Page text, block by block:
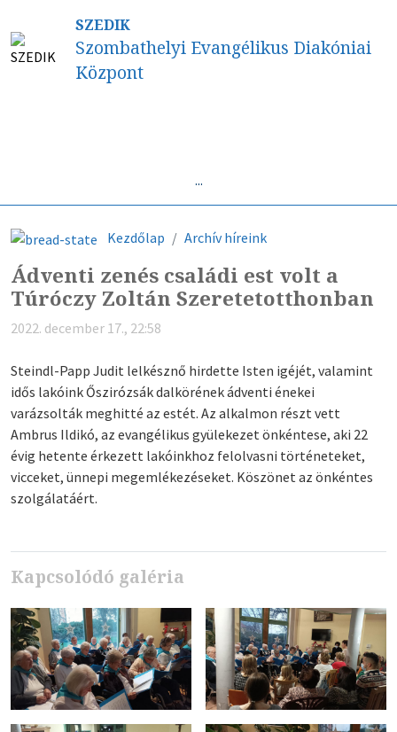
SZEDIK
Szombathelyi Evangélikus Diakóniai
Központ
...
Kezdőlap Archív híreink
Ádventi zenés családi est volt a
Túróczy Zoltán Szeretetotthonban
2022. december 17., 22:58
Steindl-Papp Judit lelkésznő hirdette Isten igéjét, valamint
idős lakóink Őszirózsák dalkörének ádventi énekei
varázsolták meghitté az estét. Az alkalmon részt vett
Ambrus Ildikó, az evangélikus gyülekezet önkéntese, aki 22
évig hetente érkezett lakóinkhoz felolvasni történeteket,
vicceket, ünnepi megemlékezéseket. Köszönet az önkéntes
szolgálatáért.
Kapcsolódó galéria